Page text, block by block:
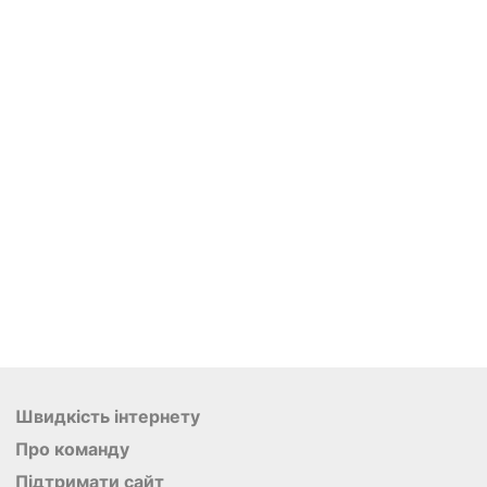
Швидкість інтернету
Про команду
Підтримати сайт